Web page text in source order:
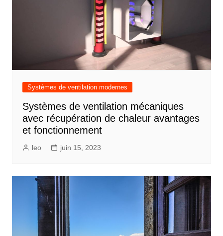
Systèmes de ventilation modernes
Systèmes de ventilation mécaniques
avec récupération de chaleur avantages
et fonctionnement
leo juin 15, 2023